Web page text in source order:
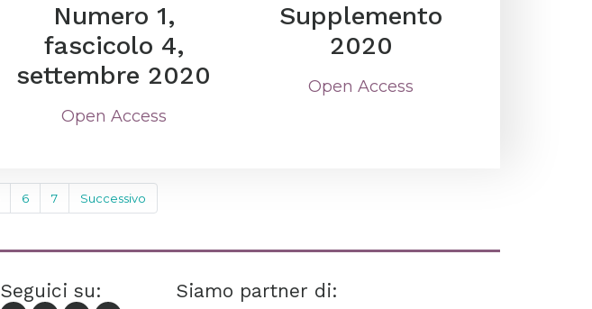
Numero 1,
fascicolo 4,
settembre 2020
Open Access
Supplemento
2020
Open Access
6 7 Successivo
Seguici su: Siamo partner di: